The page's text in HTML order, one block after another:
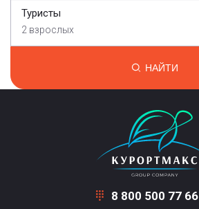
Туристы
2 взрослых
НАЙТИ
8 800 500 77 66